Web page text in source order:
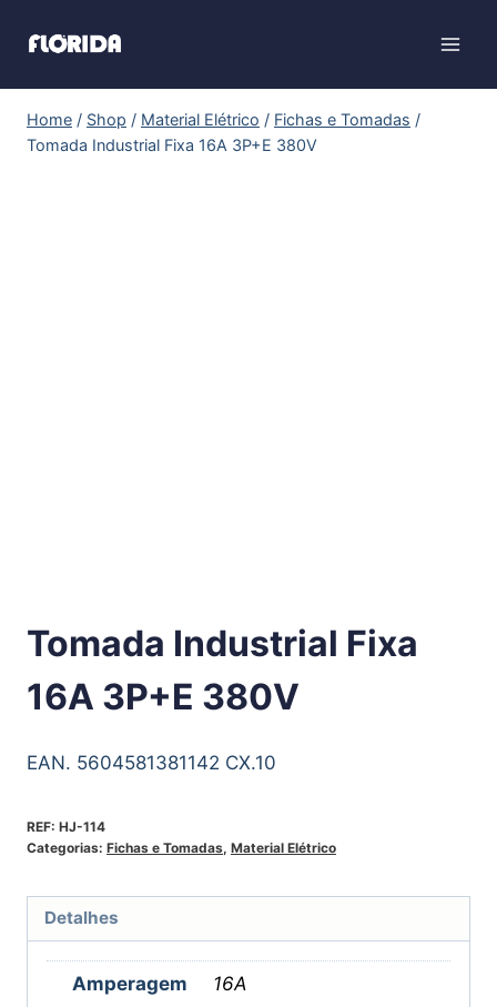
Home / Shop / Material Elétrico / Fichas e Tomadas /
Tomada Industrial Fixa 16A 3P+E 380V
Tomada Industrial Fixa
16A 3P+E 380V
EAN. 5604581381142 CX.10
REF: HJ-114
Categorias: Fichas e Tomadas, Material Elétrico
Detalhes
Amperagem 16A